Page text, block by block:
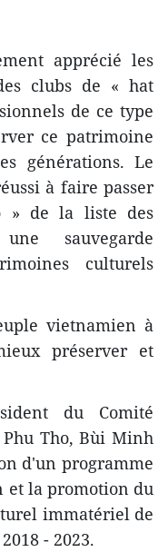
apprécié les
clubs de « hat
de ce type
ce patrimoine
générations. Le
à faire passer
» de la liste des
sauvegarde
culturels
vietnamien à
préserver et
du Comité
Tho, Bùi Minh
d'un programme
et la promotion du
immatériel de
- 2023.